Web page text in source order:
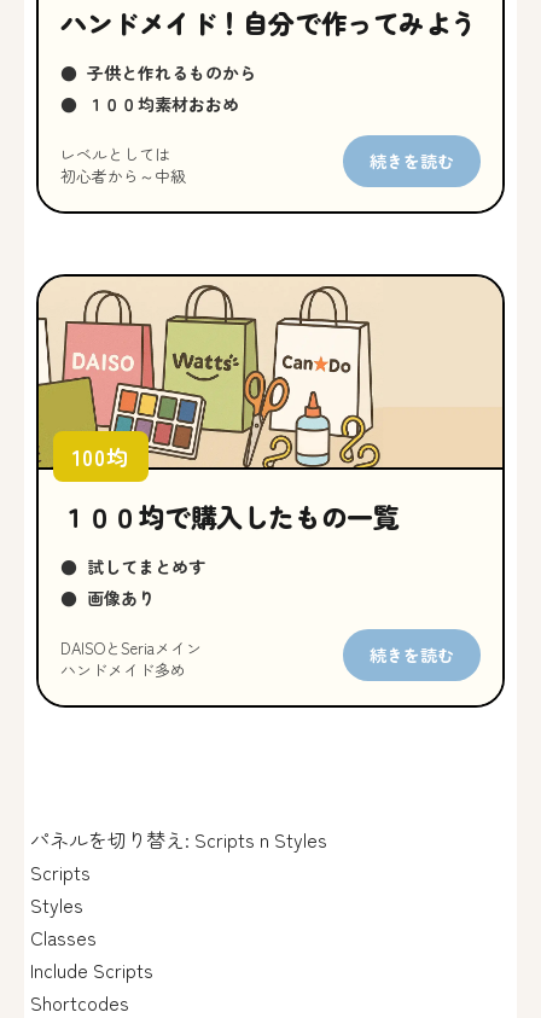
ハンドメイド！自分で作ってみよう
● 子供と作れるものから
●
１００均素材おおめ
レベルとしては
初心者から～中級
続きを読む
100均
１００均で購入したもの一覧
● 試してまとめす
● 画像あり
DAISOとSeriaメイン
ハンドメイド多め
続きを読む
パネルを切り替え: Scripts n Styles
Scripts
Styles
Classes
Include Scripts
Shortcodes